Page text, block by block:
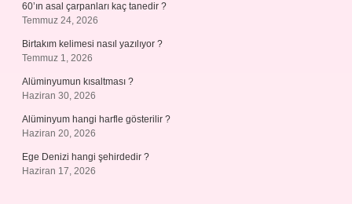
60’ın asal çarpanları kaç tanedir ?
Temmuz 24, 2026
Birtakım kelimesi nasıl yazılıyor ?
Temmuz 1, 2026
Alüminyumun kısaltması ?
Haziran 30, 2026
Alüminyum hangi harfle gösterilir ?
Haziran 20, 2026
Ege Denizi hangi şehirdedir ?
Haziran 17, 2026